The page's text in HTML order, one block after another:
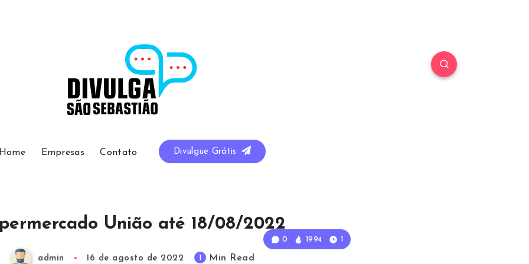
Empresas Contato Divulgue Grátis
0 1994 1
União até 18/08/2022
admin 16 de agosto de 2022 Min Read